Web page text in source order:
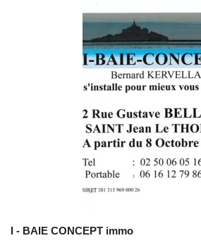
I - BAIE CONCEPT immo